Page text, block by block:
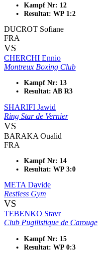
Kampf Nr: 12
Resultat: WP 1:2
DUCROT Sofiane
FRA
VS
CHERCHI Ennio
Montreux Boxing Club
Kampf Nr: 13
Resultat: AB R3
SHARIFI Jawid
Ring Star de Vernier
VS
BARAKA Oualid
FRA
Kampf Nr: 14
Resultat: WP 3:0
META Davide
Restless Gym
VS
TEBENKO Stavr
Club Pugilistique de Carouge
Kampf Nr: 15
Resultat: WP 0:3